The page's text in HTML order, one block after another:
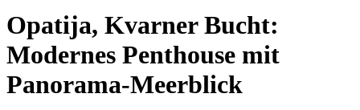
Opatija, Kvarner Bucht:
Modernes Penthouse mit
Panorama-Meerblick